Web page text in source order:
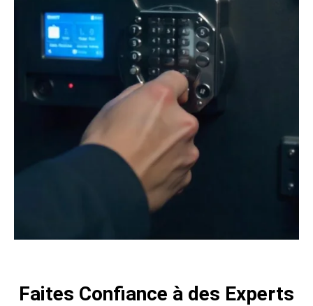
Faites Confiance à des Experts